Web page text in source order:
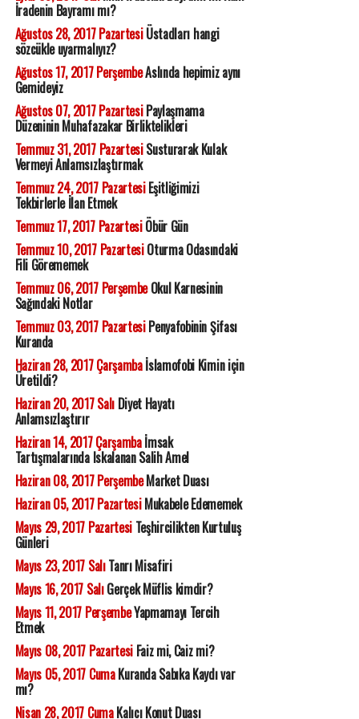
İradenin Bayramı mı?
Ağustos 28, 2017 PazartesiÜstadları hangi
sözcükle uyarmalıyız?
Ağustos 17, 2017 PerşembeAslında hepimiz aynı
Gemideyiz
Ağustos 07, 2017 PazartesiPaylaşmama
Düzeninin Muhafazakar Birliktelikleri
Temmuz 31, 2017 PazartesiSusturarak Kulak
Vermeyi Anlamsızlaştırmak
Temmuz 24, 2017 PazartesiEşitliğimizi
Tekbirlerle İlan Etmek
Temmuz 17, 2017 PazartesiÖbür Gün
Temmuz 10, 2017 PazartesiOturma Odasındaki
Fili Görememek
Temmuz 06, 2017 PerşembeOkul Karnesinin
Sağındaki Notlar
Temmuz 03, 2017 PazartesiPenyafobinin Şifası
Kuranda
Haziran 28, 2017 Çarşambaİslamofobi Kimin için
Üretildi?
Haziran 20, 2017 SalıDiyet Hayatı
Anlamsızlaştırır
Haziran 14, 2017 Çarşambaİmsak
Tartışmalarında Iskalanan Salih Amel
Haziran 08, 2017 PerşembeMarket Duası
Haziran 05, 2017 PazartesiMukabele Edememek
Mayıs 29, 2017 PazartesiTeşhircilikten Kurtuluş
Günleri
Mayıs 23, 2017 SalıTanrı Misafiri
Mayıs 16, 2017 SalıGerçek Müflis kimdir?
Mayıs 11, 2017 PerşembeYapmamayı Tercih
Etmek
Mayıs 08, 2017 PazartesiFaiz mi, Caiz mi?
Mayıs 05, 2017 CumaKuranda Sabıka Kaydı var
mı?
Nisan 28, 2017 CumaKalıcı Konut Duası